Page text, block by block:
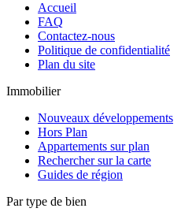
Accueil
FAQ
Contactez-nous
Politique de confidentialité
Plan du site
Immobilier
Nouveaux développements
Hors Plan
Appartements sur plan
Rechercher sur la carte
Guides de région
Par type de bien